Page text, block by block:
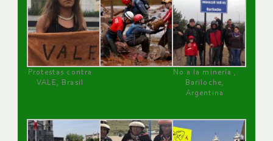
Protestas contra
VALE, Brasil
No a la minería ,
Bariloche,
Argentina